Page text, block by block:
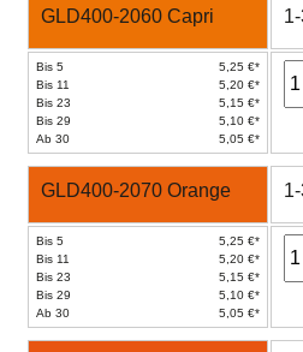
GLD400-2060 Capri
Bis 5
5,25 €*
Bis 11
5,20 €*
Bis 23
5,15 €*
Bis 29
5,10 €*
Ab 30
5,05 €*
GLD400-2070 Orange
Bis 5
5,25 €*
Bis 11
5,20 €*
Bis 23
5,15 €*
Bis 29
5,10 €*
Ab 30
5,05 €*